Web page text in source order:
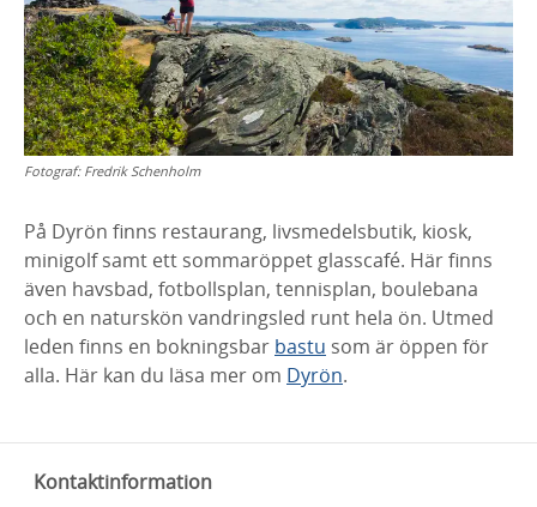
Fotograf: Fredrik Schenholm
På Dyrön finns restaurang, livsmedelsbutik, kiosk,
minigolf samt ett sommaröppet glasscafé. Här finns
även havsbad, fotbollsplan, tennisplan, boulebana
och en naturskön vandringsled runt hela ön. Utmed
leden finns en bokningsbar bastu som är öppen för
alla. Här kan du läsa mer om Dyrön.
Kontaktinformation